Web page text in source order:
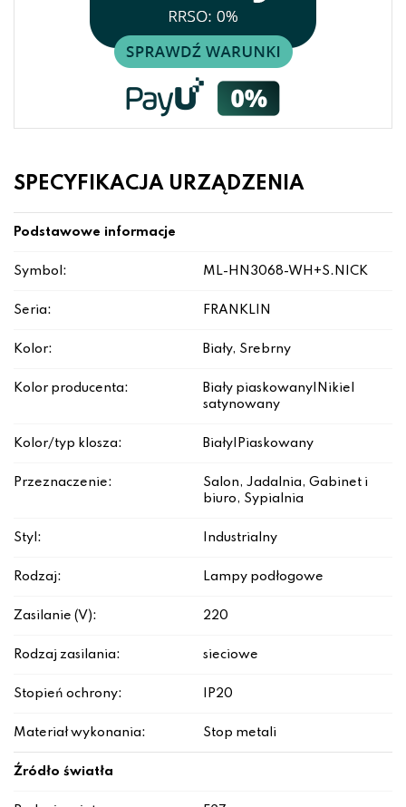
SPECYFIKACJA URZĄDZENIA
Podstawowe informacje
Symbol: ML-HN3068-WH+S.NICK
Seria: FRANKLIN
Kolor: Biały, Srebrny
Kolor producenta:
Biały piaskowany|Nikiel
satynowany
Kolor/typ klosza: Biały|Piaskowany
Przeznaczenie:
Salon, Jadalnia, Gabinet i
biuro, Sypialnia
Styl: Industrialny
Rodzaj: Lampy podłogowe
Zasilanie (V): 220
Rodzaj zasilania: sieciowe
Stopień ochrony: IP20
Materiał wykonania: Stop metali
Źródło światła